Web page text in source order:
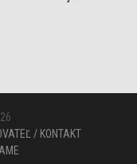
/ KONTAKT